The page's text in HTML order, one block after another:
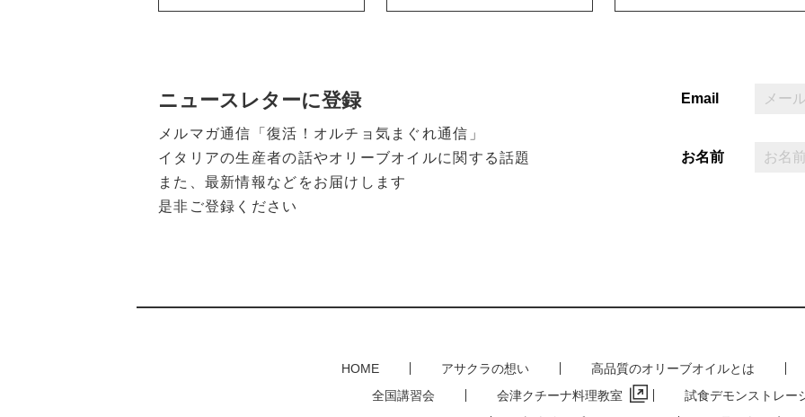
ニュースレターに登録
メルマガ通信「復活！オルチョ気まぐれ通信」
イタリアの生産者の話やオリーブオイルに関する話題
また、最新情報などをお届けします
是非ご登録ください
Email
お名前
HOME アサクラの想い
高品質のオリーブオイルとは
全国講習会
会津クチーナ料理教室
試食デモンストレー